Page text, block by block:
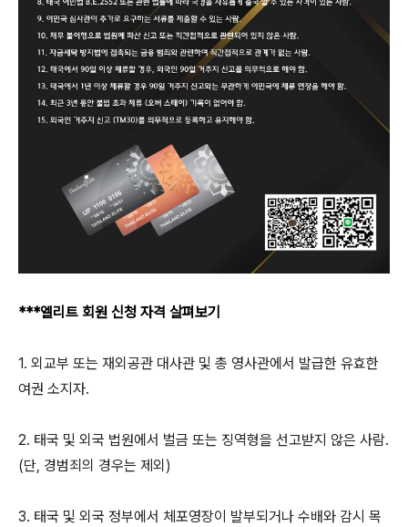
***엘리트 회원 신청 자격 살펴보기
1. 외교부 또는 재외공관 대사관 및 총 영사관에서 발급한 유효한
여권 소지자.
2. 태국 및 외국 법원에서 벌금 또는 징역형을 선고받지 않은 사람.
(단, 경범죄의 경우는 제외)
3. 태국 및 외국 정부에서 체포영장이 발부되거나 수배와 감시 목